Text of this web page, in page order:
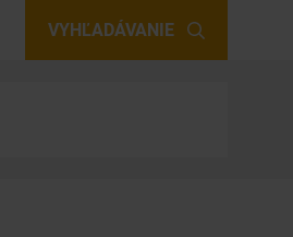
VYHĽADÁVANIE